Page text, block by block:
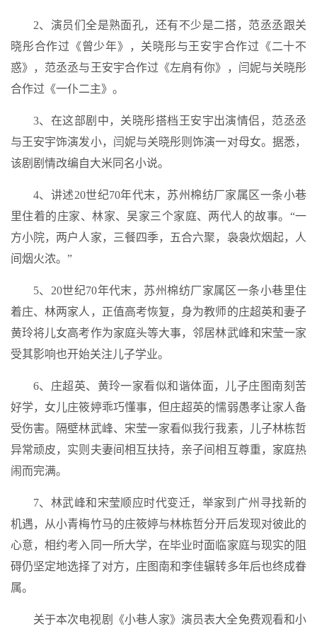
2、演员们全是熟面孔，还有不少是二搭，范丞丞跟关
晓彤合作过《曾少年》，关晓彤与王安宇合作过《二十不
惑》，范丞丞与王安宇合作过《左肩有你》，闫妮与关晓彤
合作过《一仆二主》。
3、在这部剧中，关晓彤搭档王安宇出演情侣，范丞丞
与王安宇饰演发小，闫妮与关晓彤则饰演一对母女。据悉，
该剧剧情改编自大米同名小说。
4、讲述20世纪70年代末，苏州棉纺厂家属区一条小巷
里住着的庄家、林家、吴家三个家庭、两代人的故事。“一
方小院，两户人家，三餐四季，五合六聚，袅袅炊烟起，人
间烟火浓。”
5、20世纪70年代末，苏州棉纺厂家属区一条小巷里住
着庄、林两家人，正值高考恢复，身为教师的庄超英和妻子
黄玲将儿女高考作为家庭头等大事，邻居林武峰和宋莹一家
受其影响也开始关注儿子学业。
6、庄超英、黄玲一家看似和谐体面，儿子庄图南刻苦
好学，女儿庄筱婷乖巧懂事，但庄超英的懦弱愚孝让家人备
受伤害。隔壁林武峰、宋莹一家看似我行我素，儿子林栋哲
异常顽皮，实则夫妻间相互扶持，亲子间相互尊重，家庭热
闹而完满。
7、林武峰和宋莹顺应时代变迁，举家到广州寻找新的
机遇，从小青梅竹马的庄筱婷与林栋哲分开后发现对彼此的
心意，相约考入同一所大学，在毕业时面临家庭与现实的阻
碍仍坚定地选择了对方，庄图南和李佳辗转多年后也终成眷
属。
关于本次电视剧《小巷人家》演员表大全免费观看和小